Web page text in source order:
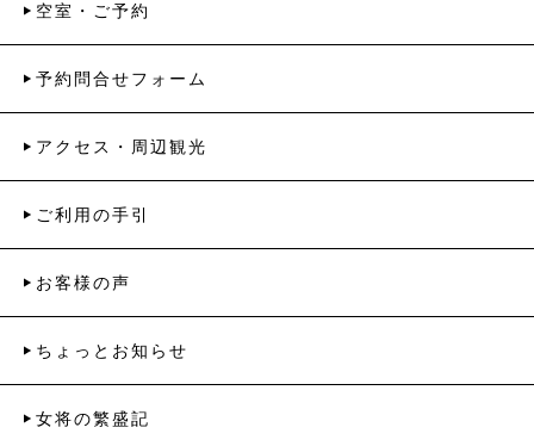
空室・ご予約
予約問合せフォーム
アクセス・周辺観光
ご利用の手引
お客様の声
ちょっとお知らせ
女将の繁盛記